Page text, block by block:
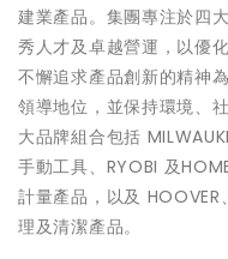
建業產品。集團專注於四
秀人才及卓越營運，以優
不懈追求產品創新的精神
領導地位，並保持環境、
大品牌組合包括
手動工具、RYOBI 及
計量產品，以及 HOOVER
理及清潔產品。